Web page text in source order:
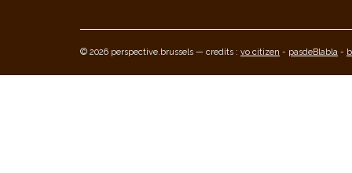
© 2026 perspective.brussels — credits : vo citizen - pasdeBlabla -